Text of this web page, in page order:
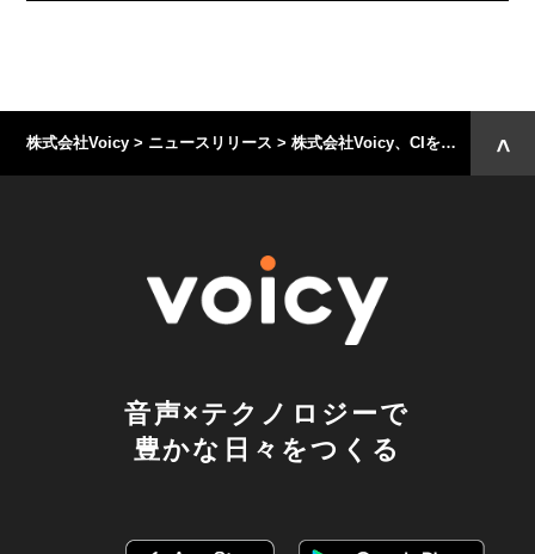
株式会社Voicy > ニュースリリース >株式会社Voicy、CIを刷新し、ロゴとコーポレートサイトをリニューアル ～事業の広がりを見据え、企業としての次なるステージを目指す〜
音声×テクノロジーで
豊かな日々をつくる